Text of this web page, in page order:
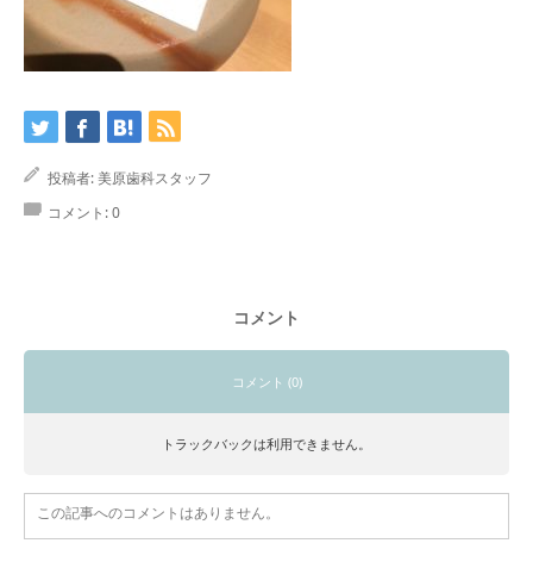
投稿者:美原歯科スタッフ
コメント:0
コメント
コメント (0)
トラックバックは利用できません。
この記事へのコメントはありません。